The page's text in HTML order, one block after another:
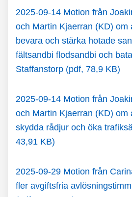
2025-09-14 Motion från
och Martin Kjaerran (KD) om
bevara och stärka hotade
fältsandbi flodsandbi och
Staffanstorp (pdf, 78,9 KB)
2025-09-14 Motion från
och Martin Kjaerran (KD) om
skydda rådjur och öka
43,91 KB)
2025-09-29 Motion från
fler avgiftsfria